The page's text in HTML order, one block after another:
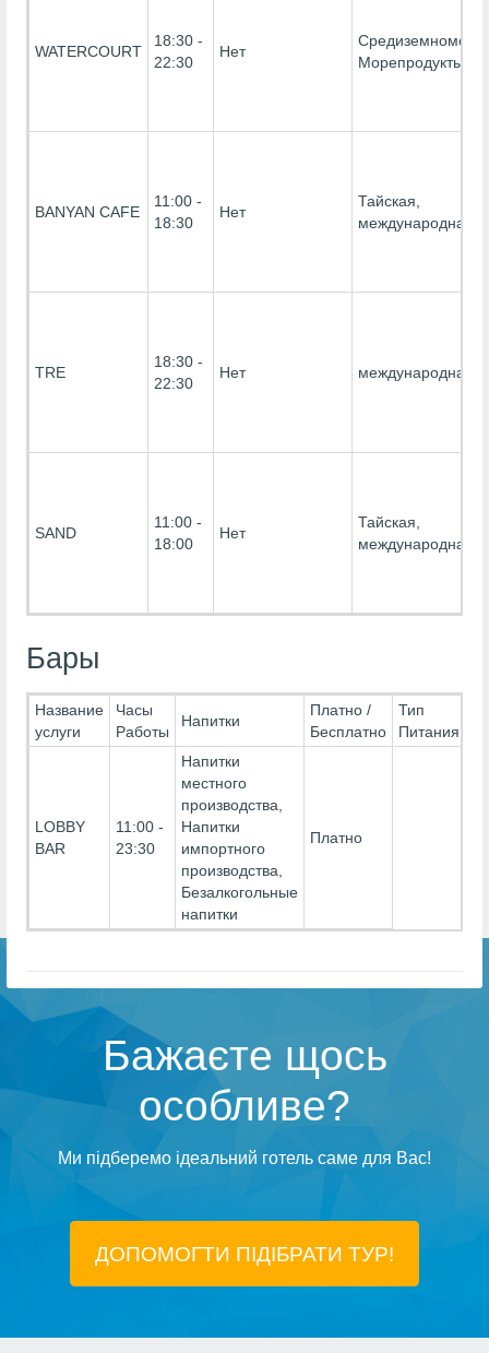
WATERCOURT
18:30 -
22:30
Нет
Морепродукты
BANYAN CAFE
11:00 -
18:30
Нет
Тайская,
международная
TRE
18:30 -
22:30
Нет международная
SAND
11:00 -
18:00
Нет
Тайская,
международная
Бары
Название
услуги
Часы
Работы
Напитки
Платно /
Бесплатно
Тип
Питания
LOBBY
BAR
11:00 -
23:30
Напитки
местного
производства,
Напитки
импортного
производства,
Безалкогольные
напитки
Платно
Бажаєте щось
особливе?
Ми підберемо ідеальний готель саме для Вас!
ДОПОМОГТИ ПІДIБРАТИ ТУР!